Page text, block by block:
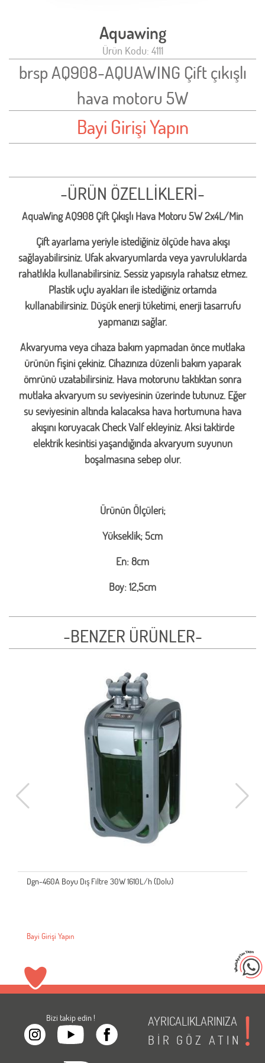
Aquawing
Ürün Kodu: 4111
brsp AQ908-AQUAWING Çift çıkışlı
hava motoru 5W
Bayi Girişi Yapın
-ÜRÜN ÖZELLİKLERİ-
AquaWing AQ908 Çift Çıkışlı Hava Motoru 5W 2x4L/Min
Çift ayarlama yeriyle istediğiniz ölçüde hava akışı
sağlayabilirsiniz. Ufak akvaryumlarda veya yavruluklarda
rahatlıkla kullanabilirsiniz. Sessiz yapısıyla rahatsız etmez.
Plastik uçlu ayakları ile istediğiniz ortamda
kullanabilirsiniz. Düşük enerji tüketimi, enerji tasarrufu
yapmanızı sağlar.
Akvaryuma veya cihaza bakım yapmadan önce mutlaka
ürünün fişini çekiniz. Cihazınıza düzenli bakım yaparak
ömrünü uzatabilirsiniz. Hava motorunu taktıktan sonra
mutlaka akvaryum su seviyesinin üzerinde tutunuz. Eğer
su seviyesinin altında kalacaksa hava hortumuna hava
akışını koruyacak Check Valf ekleyiniz. Aksi taktirde
elektrik kesintisi yaşandığında akvaryum suyunun
boşalmasına sebep olur.
Ürünün Ölçüleri;
Yükseklik; 5cm
En: 8cm
Boy: 12,5cm
-BENZER ÜRÜNLER-
Dgn-460A Boyu Dış Filtre 30W 1610L/h (Dolu)
Bayi Girişi Yapın
Bizi takip edin !
AYRICALIKLARINIZA
BİR GÖZ ATIN